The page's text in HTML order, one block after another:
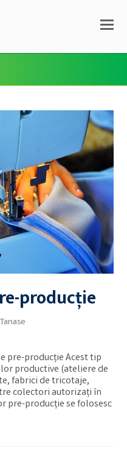
producție
pre-producție Acest tip
productive (ateliere de
fabrici de tricotaje,
colectori autorizați în
pre-producție se folosesc